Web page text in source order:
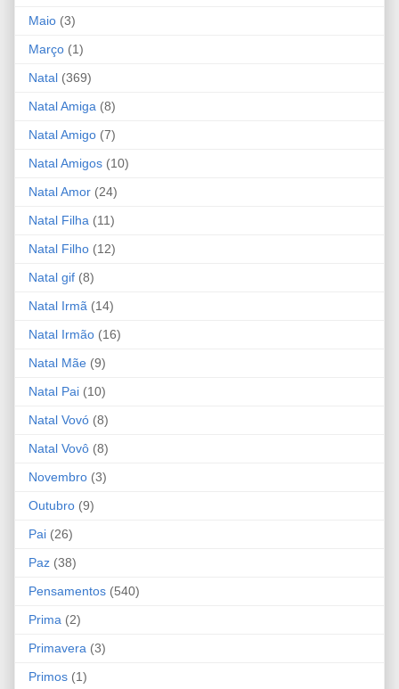
Maio (3)
Março (1)
Natal (369)
Natal Amiga (8)
Natal Amigo (7)
Natal Amigos (10)
Natal Amor (24)
Natal Filha (11)
Natal Filho (12)
Natal gif (8)
Natal Irmã (14)
Natal Irmão (16)
Natal Mãe (9)
Natal Pai (10)
Natal Vovó (8)
Natal Vovô (8)
Novembro (3)
Outubro (9)
Pai (26)
Paz (38)
Pensamentos (540)
Prima (2)
Primavera (3)
Primos (1)